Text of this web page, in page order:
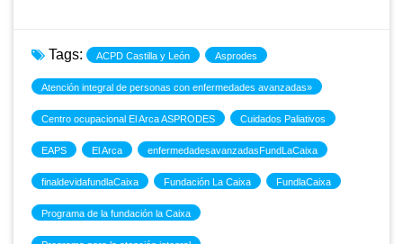
Tags: ACPD Castilla y León Asprodes
Atención integral de personas con enfermedades avanzadas»
Centro ocupacional El Arca ASPRODES Cuidados Paliativos
EAPS El Arca enfermedadesavanzadasFundLaCaixa
finaldevidafundlaCaixa Fundación La Caixa FundlaCaixa
Programa de la fundación la Caixa